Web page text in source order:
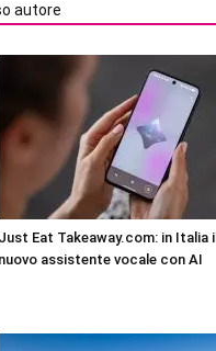
autore
Just Eat Takeaway.com: in Italia il
nuovo assistente vocale con AI